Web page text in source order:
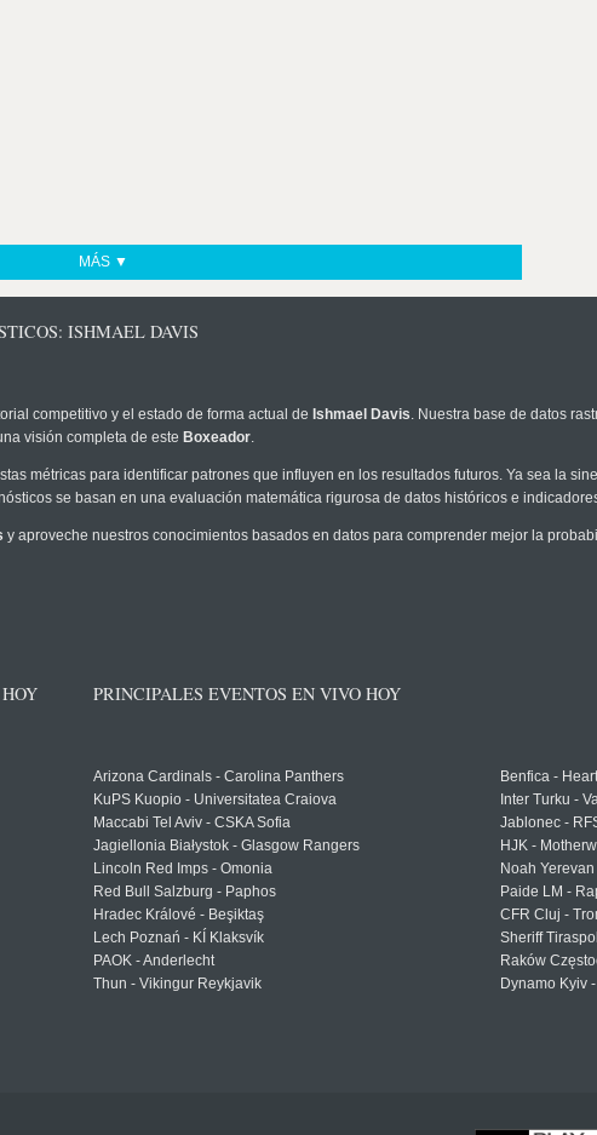
MÁS ▼
ISHMAEL DAVIS
competitivo y el estado de forma actual de Ishmael Davis. Nuestra base de datos
visión completa de este Boxeador.
métricas para identificar patrones que influyen en los resultados futuros. Ya sea la
se basan en una evaluación matemática rigurosa de datos históricos e
y aproveche nuestros conocimientos basados en datos para comprender mejor la
PRINCIPALES EVENTOS EN VIVO HOY
Arizona Cardinals - Carolina Panthers
KuPS Kuopio - Universitatea Craiova
Maccabi Tel Aviv - CSKA Sofia
Jagiellonia Białystok - Glasgow Rangers
Lincoln Red Imps - Omonia
Red Bull Salzburg - Paphos
Hradec Králové - Beşiktaş
Lech Poznań - KÍ Klaksvík
PAOK - Anderlecht
Thun - Vikingur Reykjavik
Benfica -
Inter Turku -
Jablonec -
HJK -
Noah
Paide LM -
CFR Cluj -
Sheriff
Raków
Dynamo Kyiv